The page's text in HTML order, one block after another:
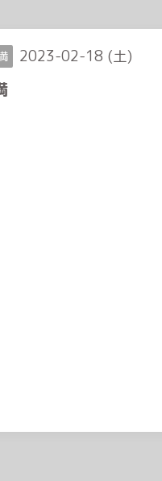
2023-02-18 (土)